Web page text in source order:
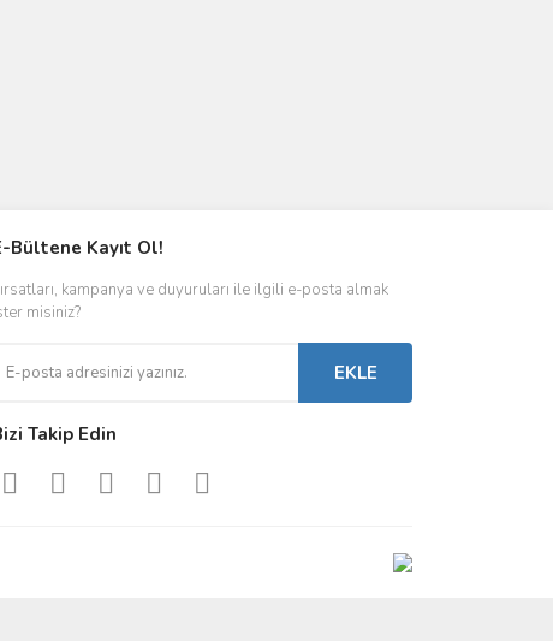
Bültene Kayıt Ol!
kampanya ve duyuruları ile ilgili e-posta almak
misiniz?
EKLE
Takip Edin